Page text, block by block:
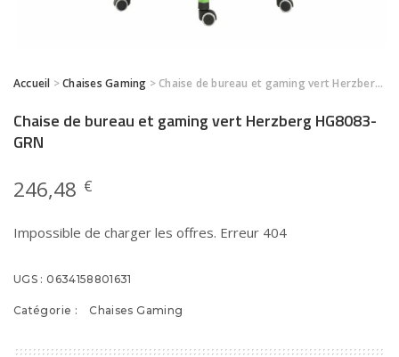
Accueil >Chaises Gaming > Chaise de bureau et gaming vert Herzberg HG8083-GRN
Chaise de bureau et gaming vert Herzberg HG8083-
GRN
246,48 €
Impossible de charger les offres. Erreur 404
UGS :0634158801631
Catégorie : Chaises Gaming